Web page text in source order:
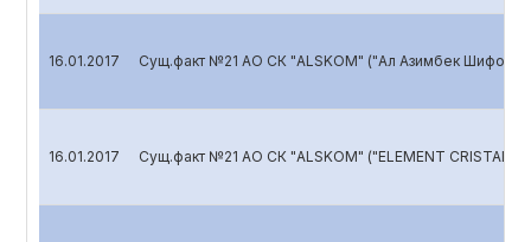
16.01.2017 Сущ.факт №21 АО СК "ALSKOM" ("Ал Азимбек Шифо"
16.01.2017 Сущ.факт №21 АО СК "ALSKOM" ("ELEMENT